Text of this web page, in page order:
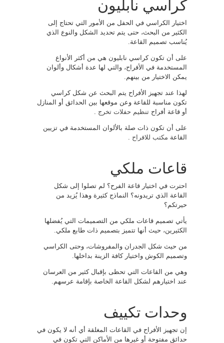
كراسي نابليون
اختيار الكراسي في الحفل من الأمور التي تحتاج إلى
الكثير من البحث، حتى يتم تحديد الشكل والنوع الذي
يُناسب تصميم القاعة.
على أن تكون كراسي نابليون هي من أكثر الأنواع
المستخدمة في الأفراح، والتي لها عدة أشكال وألوان
يمكن الاختيار من بينهم.
لهذا عند تجهيز الأفراح يتم البحث عن شكل كراسي
تكون مناسبة للقاعة وعن موقعها بين الحدائق أو المنازل
أو قاعة أفراح تنظيم حفلات تخرج
على أن تكون ذات صلة بالألوان المستخدمة في تزيين
القاعة مكتب للافراح
قاعات ملكي
احترت في اختيار قاعة الفرح؟ لم تصلوا إلى شكل
القاعة الذي تريدونه؟ النماذج كثيرة وهذا يُزيد من
حيرتكم؟
يأتي تصميم قاعات ملكي من التصميمات التي يُفضلها
الكثيرين، حيث أنها تتميز بتصميم ذات طابع ملكي.
من حيث شكل الجدران والمفروشات، وحتى الكراسي
وتصميم الكوش واختيار كافة الزينة بداخلها.
وهي من القاعات التي تحظى بإقبال كثير من العرسان
عند اختيارهم لشكل القاعة الخاصة بإقامة عرسهم.
وحدات تكييف
إن تجهيز الأفراح في القاعات المغلقة أي أنه لا يكون في
حدائق مفتوحة أو غيرها من الأماكن التي تكون في